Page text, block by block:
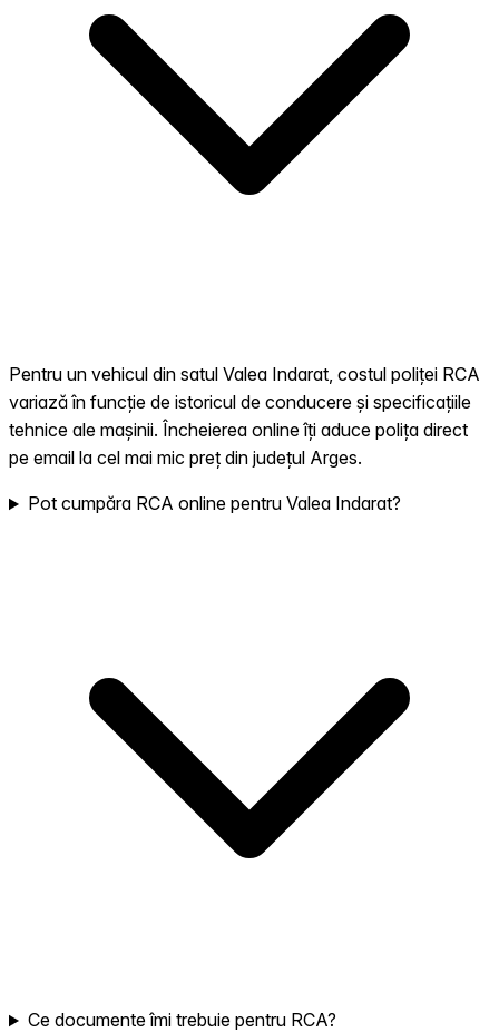
Pentru un vehicul din satul Valea Indarat, costul poliței RCA
variază în funcție de istoricul de conducere și specificațiile
tehnice ale mașinii. Încheierea online îți aduce polița direct
pe email la cel mai mic preț din județul Arges.
Pot cumpăra RCA online pentru Valea Indarat?
Ce documente îmi trebuie pentru RCA?